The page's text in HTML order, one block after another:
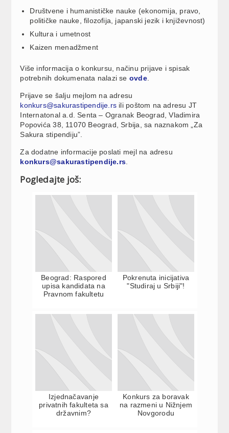
Društvene i humanističke nauke (ekonomija, pravo,
političke nauke, filozofija, japanski jezik i književnost)
Kultura i umetnost
Kaizen menadžment
Više informacija o konkursu, načinu prijave i spisak
potrebnih dokumenata nalazi se ovde.
Prijave se šalju mejlom na adresu
konkurs@sakurastipendije.rs ili poštom na adresu JT
Internatonal a.d. Senta – Ogranak Beograd, Vladimira
Popovića 38, 11070 Beograd, Srbija, sa naznakom „Za
Sakura stipendiju”.
Za dodatne informacije poslati mejl na adresu
konkurs@sakurastipendije.rs
Pogledajte još:
Beograd: Raspored
upisa kandidata na
Pravnom fakultetu
Pokrenuta inicijativa
"Studiraj u Srbiji"!
Izjednačavanje
privatnih fakulteta sa
državnim?
Konkurs za boravak
na razmeni u Nižnjem
Novgorodu